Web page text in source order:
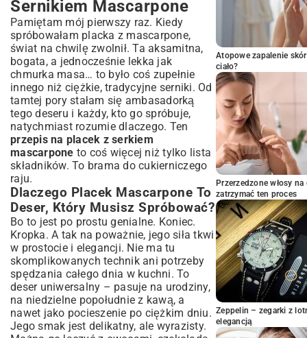
Który Musisz Spróbować?
Niezbędne Składniki na Wyjątkowy
Placek z Mascarpone
Co Potrzebujesz do Stworzenia Idealnego
Spodu?
Sekret Doskonałego Kremu Mascarpone
Owoce i Inne Dodatki Urozmaicające Smak
Instrukcja Krok po Kroku: Jak
Przygotować Doskonały Placek z
Mascarpone
Przygotowanie Chrupiącego Spodu –
Podstawa Sukcesu
Tworzenie Jedwabistego i Puszystego
Kremu Mascarpone
Składanie Warstw i Kluczowe Chłodzenie
Ciasta
Inspirujące Wariacje Placka z Sernikiem
Mascarpone
Placek Mascarpone z Owocami
Sezonowymi – Letnia Uczta
Placek Mascarpone w Wersji Czekoladowej
lub Kawowej
Proste Wariacje Placka Bez Pieczenia
Sernikiem Mascarpone
Pamiętam mój pierwszy raz. Kiedy
spróbowałam placka z mascarpone,
świat na chwilę zwolnił. Ta aksamitna,
bogata, a jednocześnie lekka jak
chmurka masa… to było coś zupełnie
innego niż ciężkie, tradycyjne serniki. Od
tamtej pory stałam się ambasadorką
tego deseru i każdy, kto go spróbuje,
natychmiast rozumie dlaczego. Ten
przepis na placek z serkiem
mascarpone to coś więcej niż tylko lista
składników. To brama do cukierniczego
raju.
Dlaczego Placek Mascarpone To
Deser, Który Musisz Spróbować?
Bo to jest po prostu genialne. Koniec.
Kropka. A tak na poważnie, jego siła tkwi
w prostocie i elegancji. Nie ma tu
skomplikowanych technik ani potrzeby
spędzania całego dnia w kuchni. To
deser uniwersalny – pasuje na urodziny,
na niedzielne popołudnie z kawą, a
nawet jako pocieszenie po ciężkim dniu.
Jego smak jest delikatny, ale wyrazisty.
Atopowe zapalenie
ciało?
Przerzedzone włosy
zatrzymać ten proces
Zeppelin – zegarki z
elegancją